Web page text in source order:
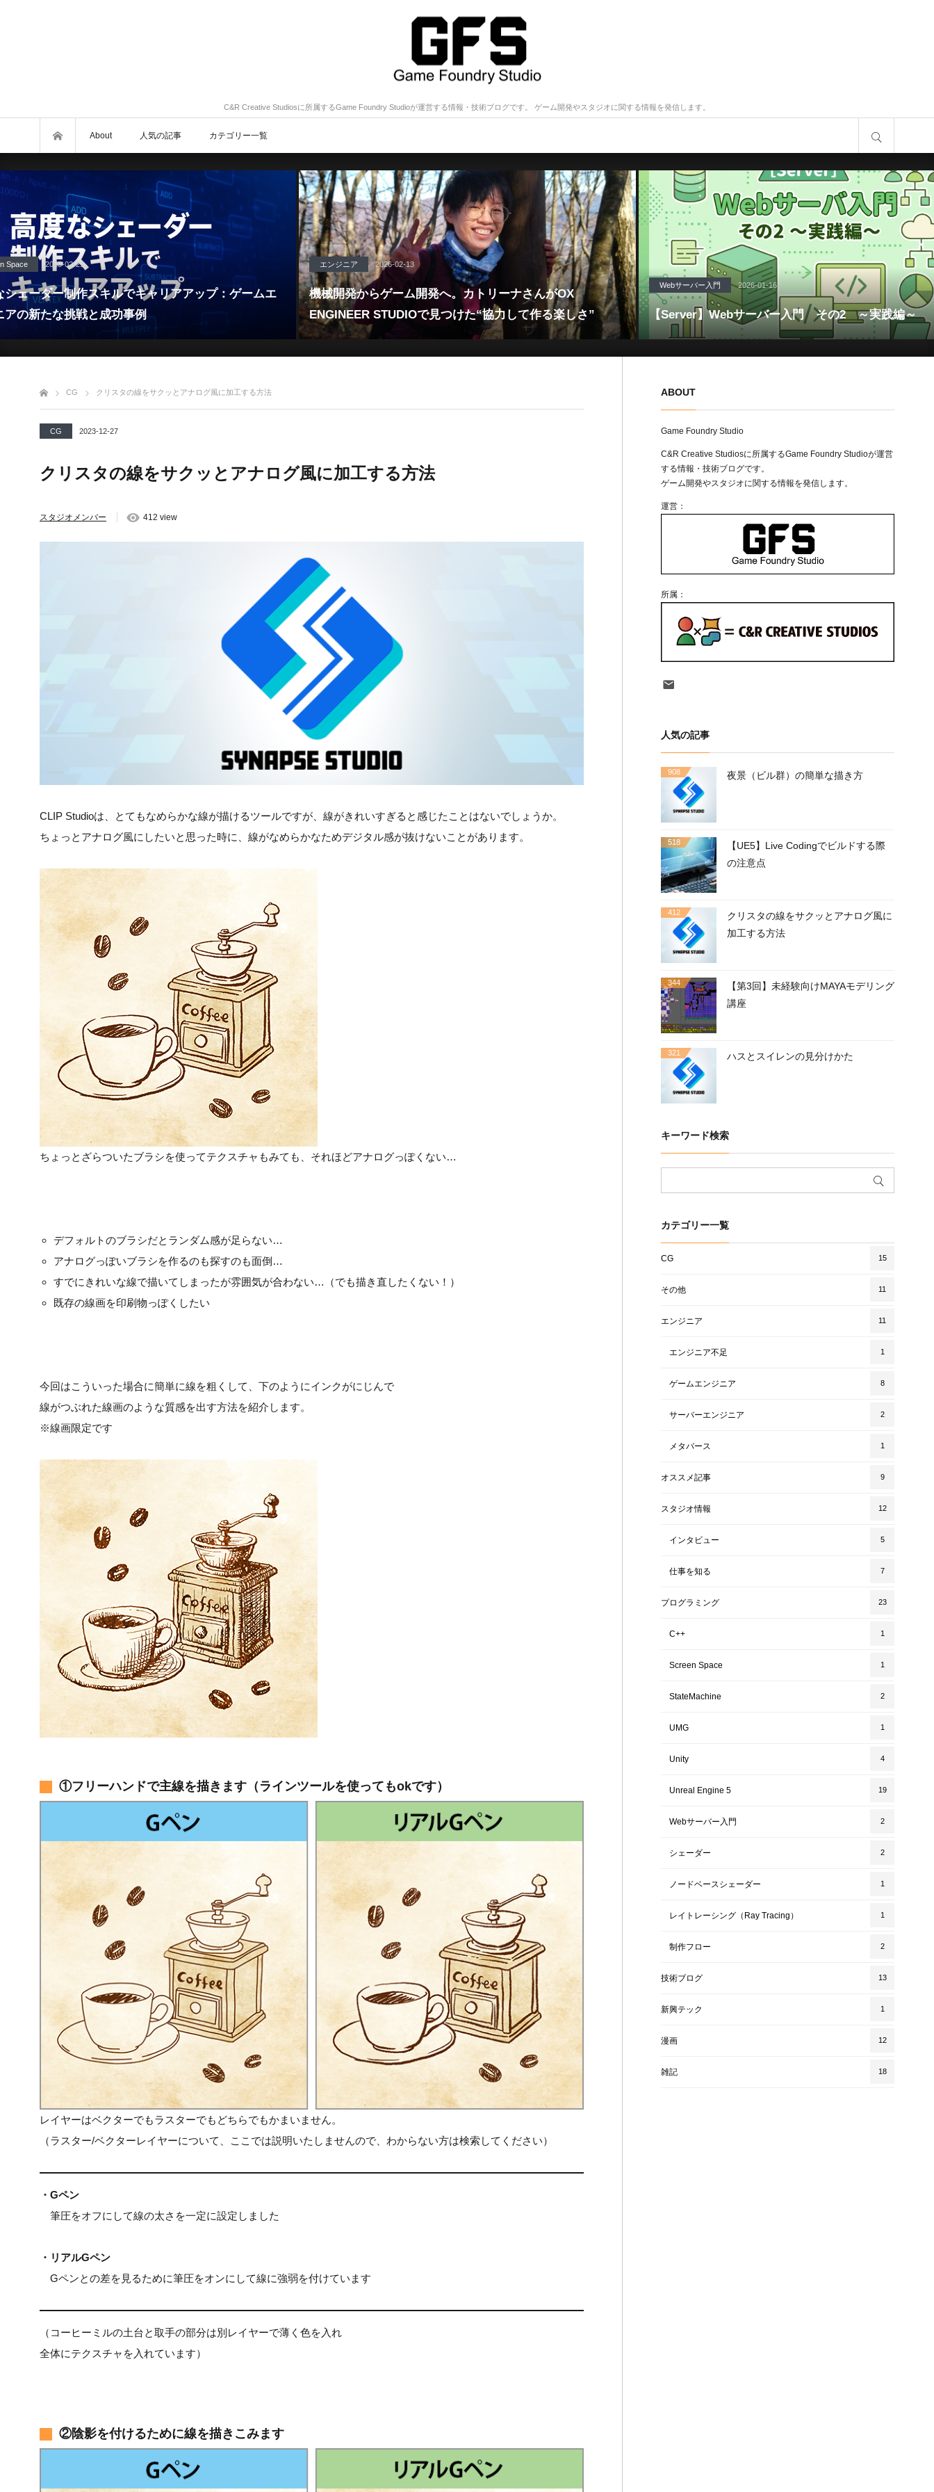
C&R Creative Studiosに所属するGame Foundry Studioが運営する情報・技術ブログです。 ゲーム開発やスタジオに関する情報を発信します。
About 人気の記事 カテゴリー一覧
Space 2025-02-21
シェーダー制作スキルでキャリアアップ：ゲームエ
アの新たな挑戦と成功事例
エンジニア 2026-02-13
機械開発からゲーム開発へ。カトリーナさんがOX
ENGINEER STUDIOで見つけた“協力して作る楽しさ”
Webサーバー入門 2026-01-16
【Server】Webサーバー入門 その2 ～実践編～
CG クリスタの線をサクッとアナログ風に加工する方法
CG 2023-12-27
クリスタの線をサクッとアナログ風に加工する方法
スタジオメンバー 412 view
CLIP Studioは、とてもなめらかな線が描けるツールですが、線がきれいすぎると感じたことはないでしょうか。
ちょっとアナログ風にしたいと思った時に、線がなめらかなためデジタル感が抜けないことがあります。
ちょっとざらついたブラシを使ってテクスチャもみても、それほどアナログっぽくない…
デフォルトのブラシだとランダム感が足らない…
アナログっぽいブラシを作るのも探すのも面倒…
すでにきれいな線で描いてしまったが雰囲気が合わない…（でも描き直したくない！）
既存の線画を印刷物っぽくしたい
今回はこういった場合に簡単に線を粗くして、下のようにインクがにじんで
線がつぶれた線画のような質感を出す方法を紹介します。
※線画限定です
①フリーハンドで主線を描きます（ラインツールを使ってもokです）
レイヤーはベクターでもラスターでもどちらでもかまいません。
（ラスター/ベクターレイヤーについて、ここでは説明いたしませんので、わからない方は検索してください）
・Gペン
筆圧をオフにして線の太さを一定に設定しました
・リアルGペン
Gペンとの差を見るために筆圧をオンにして線に強弱を付けています
（コーヒーミルの土台と取手の部分は別レイヤーで薄く色を入れ
全体にテクスチャを入れています）
②陰影を付けるために線を描きこみます
ABOUT
Game Foundry Studio
C&R Creative Studiosに所属するGame Foundry Studioが運営
する情報・技術ブログです。
ゲーム開発やスタジオに関する情報を発信します。
運営：
所属：
人気の記事
908 夜景（ビル群）の簡単な描き方
518
【UE5】Live Codingでビルドする際
の注意点
412
クリスタの線をサクッとアナログ風に
加工する方法
344
【第3回】未経験向けMAYAモデリング
講座
321 ハスとスイレンの見分けかた
キーワード検索
カテゴリー一覧
CG 15
その他 11
エンジニア 11
エンジニア不足 1
ゲームエンジニア 8
サーバーエンジニア 2
メタバース 1
オススメ記事 9
スタジオ情報 12
インタビュー 5
仕事を知る 7
プログラミング 23
C++ 1
Screen Space 1
StateMachine 2
UMG 1
Unity 4
Unreal Engine 5 19
Webサーバー入門 2
シェーダー 2
ノードベースシェーダー 1
レイトレーシング（Ray Tracing） 1
制作フロー 2
技術ブログ 13
新興テック 1
漫画 12
雑記 18